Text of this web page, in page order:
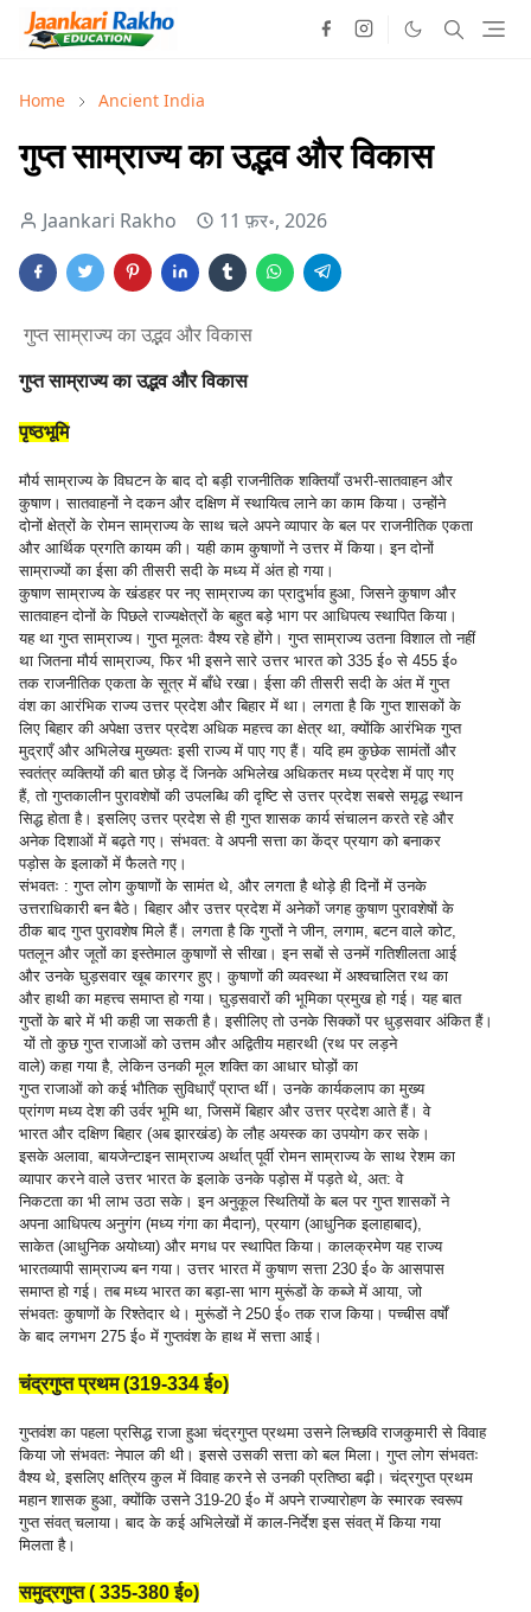
Home Ancient India
गुप्त साम्राज्य का उद्भव और विकास
Jaankari Rakho 11 फ़र॰, 2026
गुप्त साम्राज्य का उद्भव और विकास
गुप्त साम्राज्य का उद्भव और विकास
पृष्ठभूमि
मौर्य साम्राज्य के विघटन के बाद दो बड़ी राजनीतिक शक्तियाँ उभरी-सातवाहन और
कुषाण। सातवाहनों ने दकन और दक्षिण में स्थायित्व लाने का काम किया। उन्होंने
दोनों क्षेत्रों के रोमन साम्राज्य के साथ चले अपने व्यापार के बल पर राजनीतिक एकता
और आर्थिक प्रगति कायम की। यही काम कुषाणों ने उत्तर में किया। इन दोनों
साम्राज्यों का ईसा की तीसरी सदी के मध्य में अंत हो गया।
कुषाण साम्राज्य के खंडहर पर नए साम्राज्य का प्रादुर्भाव हुआ, जिसने कुषाण और
सातवाहन दोनों के पिछले राज्यक्षेत्रों के बहुत बड़े भाग पर आधिपत्य स्थापित किया।
यह था गुप्त साम्राज्य। गुप्त मूलतः वैश्य रहे होंगे। गुप्त साम्राज्य उतना विशाल तो नहीं
था जितना मौर्य साम्राज्य, फिर भी इसने सारे उत्तर भारत को 335 ई० से 455 ई०
तक राजनीतिक एकता के सूत्र में बाँधे रखा। ईसा की तीसरी सदी के अंत में गुप्त
वंश का आरंभिक राज्य उत्तर प्रदेश और बिहार में था। लगता है कि गुप्त शासकों के
लिए बिहार की अपेक्षा उत्तर प्रदेश अधिक महत्त्व का क्षेत्र था, क्योंकि आरंभिक गुप्त
मुद्राएँ और अभिलेख मुख्यतः इसी राज्य में पाए गए हैं। यदि हम कुछेक सामंतों और
स्वतंत्र व्यक्तियों की बात छोड़ दें जिनके अभिलेख अधिकतर मध्य प्रदेश में पाए गए
हैं, तो गुप्तकालीन पुरावशेषों की उपलब्धि की दृष्टि से उत्तर प्रदेश सबसे समृद्ध स्थान
सिद्ध होता है। इसलिए उत्तर प्रदेश से ही गुप्त शासक कार्य संचालन करते रहे और
अनेक दिशाओं में बढ़ते गए। संभवत: वे अपनी सत्ता का केंद्र प्रयाग को बनाकर
पड़ोस के इलाकों में फैलते गए।
संभवतः : गुप्त लोग कुषाणों के सामंत थे, और लगता है थोड़े ही दिनों में उनके
उत्तराधिकारी बन बैठे। बिहार और उत्तर प्रदेश में अनेकों जगह कुषाण पुरावशेषों के
ठीक बाद गुप्त पुरावशेष मिले हैं। लगता है कि गुप्तों ने जीन, लगाम, बटन वाले कोट,
पतलून और जूतों का इस्तेमाल कुषाणों से सीखा। इन सबों से उनमें गतिशीलता आई
और उनके घुड़सवार खूब कारगर हुए। कुषाणों की व्यवस्था में अश्वचालित रथ का
और हाथी का महत्त्व समाप्त हो गया। घुड़सवारों की भूमिका प्रमुख हो गई। यह बात
गुप्तों के बारे में भी कही जा सकती है। इसीलिए तो उनके सिक्कों पर धुड़सवार अंकित हैं।
यों तो कुछ गुप्त राजाओं को उत्तम और अद्वितीय महारथी (रथ पर लड़ने
वाले) कहा गया है, लेकिन उनकी मूल शक्ति का आधार घोड़ों का
गुप्त राजाओं को कई भौतिक सुविधाएँ प्राप्त थीं। उनके कार्यकलाप का मुख्य
प्रांगण मध्य देश की उर्वर भूमि था, जिसमें बिहार और उत्तर प्रदेश आते हैं। वे
भारत और दक्षिण बिहार (अब झारखंड) के लौह अयस्क का उपयोग कर सके।
इसके अलावा, बायजेन्टाइन साम्राज्य अर्थात् पूर्वी रोमन साम्राज्य के साथ रेशम का
व्यापार करने वाले उत्तर भारत के इलाके उनके पड़ोस में पड़ते थे, अत: वे
निकटता का भी लाभ उठा सके। इन अनुकूल स्थितियों के बल पर गुप्त शासकों ने
अपना आधिपत्य अनुगंग (मध्य गंगा का मैदान), प्रयाग (आधुनिक इलाहाबाद),
साकेत (आधुनिक अयोध्या) और मगध पर स्थापित किया। कालक्रमेण यह राज्य
भारतव्यापी साम्राज्य बन गया। उत्तर भारत में कुषाण सत्ता 230 ई० के आसपास
समाप्त हो गई। तब मध्य भारत का बड़ा-सा भाग मुरूंडों के कब्जे में आया, जो
संभवतः कुषाणों के रिश्तेदार थे। मुरूंडों ने 250 ई० तक राज किया। पच्चीस वर्षों
के बाद लगभग 275 ई० में गुप्तवंश के हाथ में सत्ता आई।
चंद्रगुप्त प्रथम (319-334 ई०)
गुप्तवंश का पहला प्रसिद्ध राजा हुआ चंद्रगुप्त प्रथमा उसने लिच्छवि राजकुमारी से विवाह
किया जो संभवतः नेपाल की थी। इससे उसकी सत्ता को बल मिला। गुप्त लोग संभवतः
वैश्य थे, इसलिए क्षत्रिय कुल में विवाह करने से उनकी प्रतिष्ठा बढ़ी। चंद्रगुप्त प्रथम
महान शासक हुआ, क्योंकि उसने 319-20 ई० में अपने राज्यारोहण के स्मारक स्वरूप
गुप्त संवत् चलाया। बाद के कई अभिलेखों में काल-निर्देश इस संवत् में किया गया
मिलता है।
समुद्रगुप्त ( 335-380 ई०)